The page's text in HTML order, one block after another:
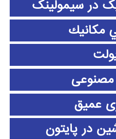
در سیمولینک
مكانيك
عمیق
در پایتون